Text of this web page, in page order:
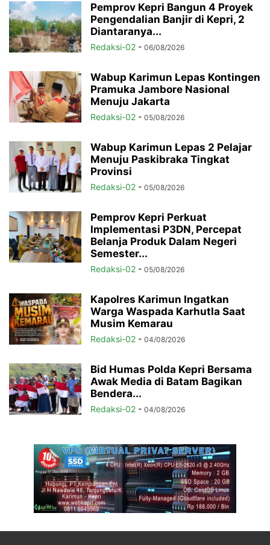
Pemprov Kepri Bangun 4 Proyek
Pengendalian Banjir di Kepri, 2
Diantaranya...
Redaksi-02 - 06/08/2026
Wabup Karimun Lepas Kontingen
Pramuka Jambore Nasional
Menuju Jakarta
Redaksi-02 - 05/08/2026
Wabup Karimun Lepas 2 Pelajar
Menuju Paskibraka Tingkat
Provinsi
Redaksi-02 - 05/08/2026
Pemprov Kepri Perkuat
Implementasi P3DN, Percepat
Belanja Produk Dalam Negeri
Semester...
Redaksi-02 - 05/08/2026
Kapolres Karimun Ingatkan
Warga Waspada Karhutla Saat
Musim Kemarau
Redaksi-02 - 04/08/2026
Bid Humas Polda Kepri Bersama
Awak Media di Batam Bagikan
Bendera...
Redaksi-02 - 04/08/2026